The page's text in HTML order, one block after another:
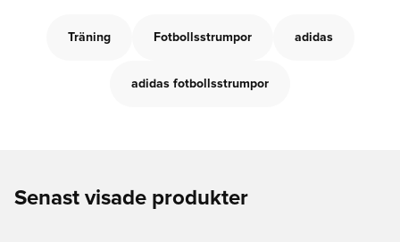
Träning Fotbollsstrumpor adidas
adidas fotbollsstrumpor
Senast visade produkter